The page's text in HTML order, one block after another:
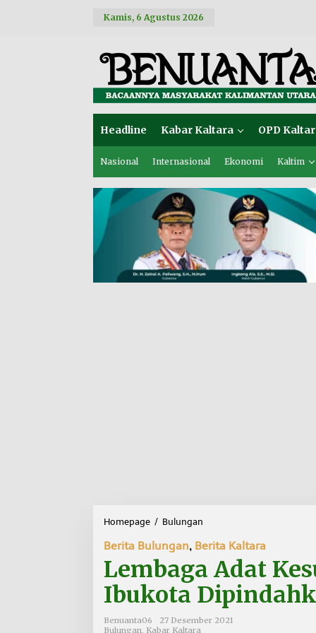
Kamis, 6 Agustus 2026
Headline Kabar Kaltara OPD
Nasional Internasional Ekonomi Kaltim
Homepage / Bulungan
m
g
d
Berita Bulungan, Berita Kaltara
Lembaga Adat
Ibukota
Benuanta06
27 Desember 2021
Bulungan Kabar Kaltara